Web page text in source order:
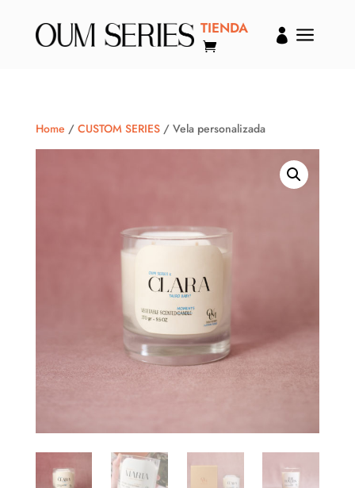
TIENDA  a
Home / CUSTOM SERIES/ Vela personalizada